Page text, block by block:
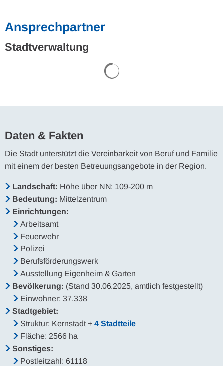
Ansprechpartner
Stadtverwaltung
Daten & Fakten
Die Stadt unterstützt die Vereinbarkeit von Beruf und Familie
mit einem der besten Betreuungsangebote in der Region.
Landschaft: Höhe über NN: 109-200 m
Bedeutung: Mittelzentrum
Einrichtungen:
Arbeitsamt
Feuerwehr
Polizei
Berufsförderungswerk
Ausstellung Eigenheim & Garten
Bevölkerung: (Stand 30.06.2025, amtlich festgestellt)
Einwohner: 37.338
Stadtgebiet:
Struktur: Kernstadt +4 Stadtteile
Fläche: 2566 ha
Sonstiges:
Postleitzahl: 61118